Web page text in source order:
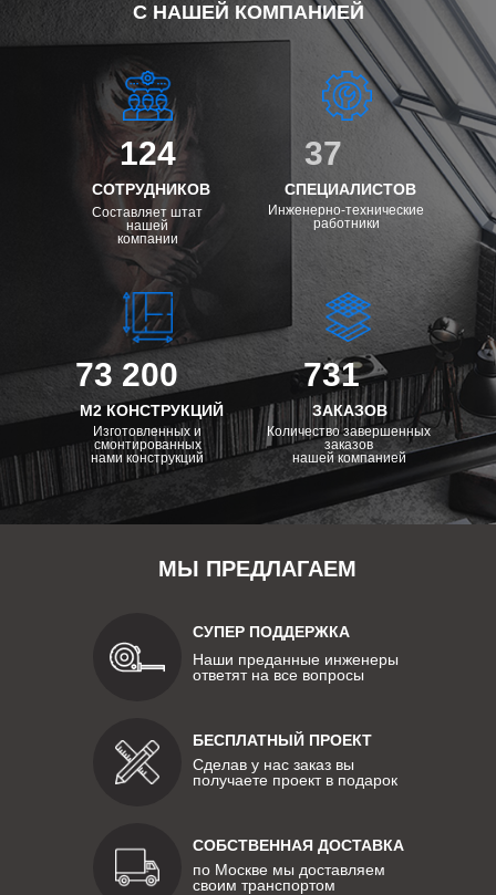
С НАШЕЙ КОМПАНИЕЙ
124
СОТРУДНИКОВ
Составляет штат
нашей
компании
73 200
М2 КОНСТРУКЦИЙ
Изготовленных и
смонтированных
нами конструкций
731
ЗАКАЗОВ
Количество завершенных
заказов
нашей компанией
37
СПЕЦИАЛИСТОВ
Инженерно-технические
работники
МЫ ПРЕДЛАГАЕМ
СУПЕР ПОДДЕРЖКА
Наши преданные инженеры
ответят на все вопросы
БЕСПЛАТНЫЙ ПРОЕКТ
Сделав у нас заказ вы
получаете проект в подарок
СОБСТВЕННАЯ ДОСТАВКА
по Москве мы доставляем
своим транспортом